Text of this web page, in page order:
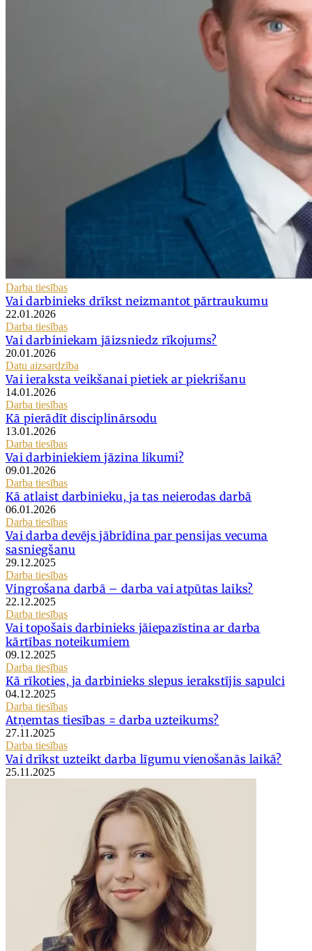
Darba tiesības
Vai darbinieks drīkst neizmantot pārtraukumu
22.01.2026
Darba tiesības
Vai darbiniekam jāizsniedz rīkojums?
20.01.2026
Datu aizsardzība
Vai ieraksta veikšanai pietiek ar piekrišanu
14.01.2026
Darba tiesības
Kā pierādīt disciplinārsodu
13.01.2026
Darba tiesības
Vai darbiniekiem jāzina likumi?
09.01.2026
Darba tiesības
Kā atlaist darbinieku, ja tas neierodas darbā
06.01.2026
Darba tiesības
Vai darba devējs jābrīdina par pensijas vecuma
sasniegšanu
29.12.2025
Darba tiesības
Vingrošana darbā – darba vai atpūtas laiks?
22.12.2025
Darba tiesības
Vai topošais darbinieks jāiepazīstina ar darba
kārtības noteikumiem
09.12.2025
Darba tiesības
Kā rīkoties, ja darbinieks slepus ierakstījis sapulci
04.12.2025
Darba tiesības
Atņemtas tiesības = darba uzteikums?
27.11.2025
Darba tiesības
Vai drīkst uzteikt darba līgumu vienošanās laikā?
25.11.2025